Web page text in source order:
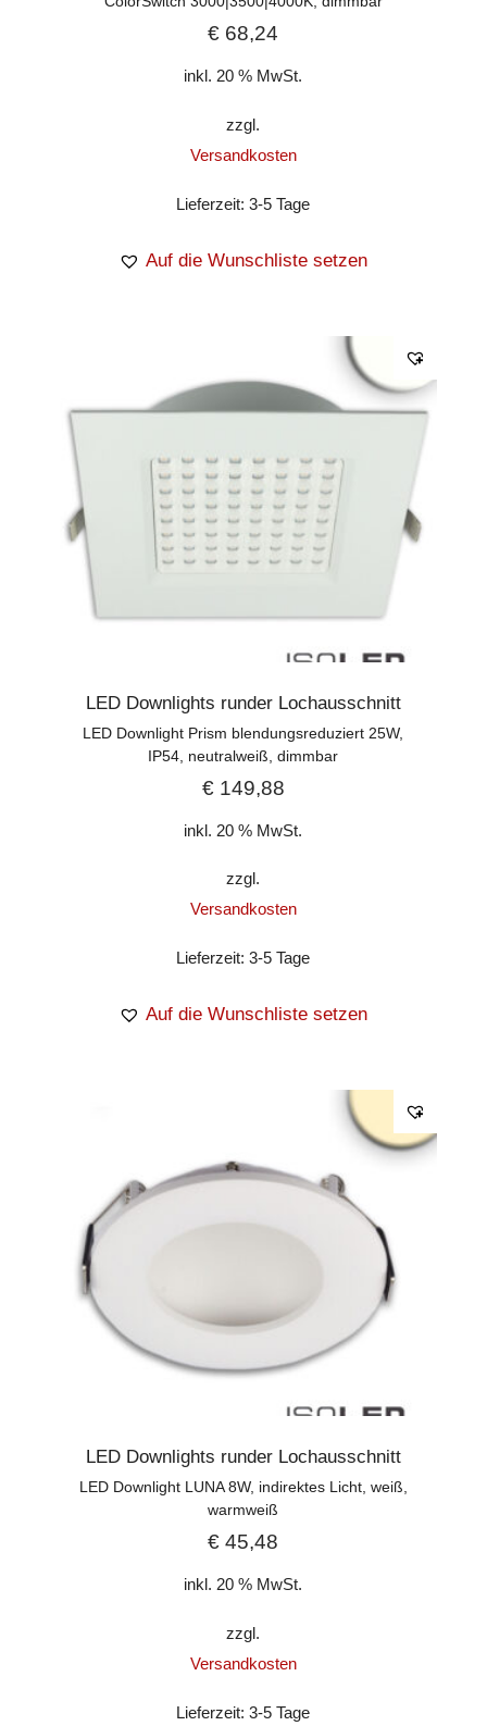
€ 68,24
inkl. 20 % MwSt.
zzgl.
Versandkosten
Lieferzeit:3-5 Tage
Auf die Wunschliste setzen
LED Downlights runder Lochausschnitt
LED Downlight Prism blendungsreduziert 25W,
IP54, neutralweiß, dimmbar
€149,88
inkl. 20 % MwSt.
zzgl.
Versandkosten
Lieferzeit:3-5 Tage
Auf die Wunschliste setzen
LED Downlights runder Lochausschnitt
LED Downlight LUNA 8W, indirektes Licht, weiß,
warmweiß
€ 45,48
inkl. 20 % MwSt.
zzgl.
Versandkosten
Lieferzeit:3-5 Tage